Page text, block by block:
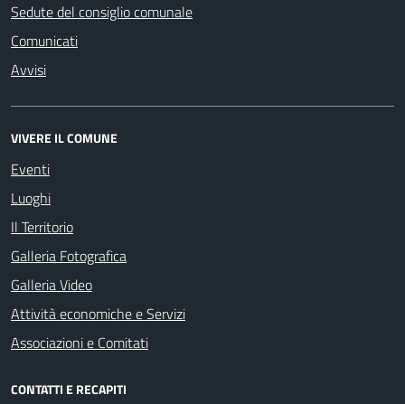
Sedute del consiglio comunale
Comunicati
Avvisi
VIVERE IL COMUNE
Eventi
Luoghi
Il Territorio
Galleria Fotografica
Galleria Video
Attività economiche e Servizi
Associazioni e Comitati
CONTATTI E RECAPITI